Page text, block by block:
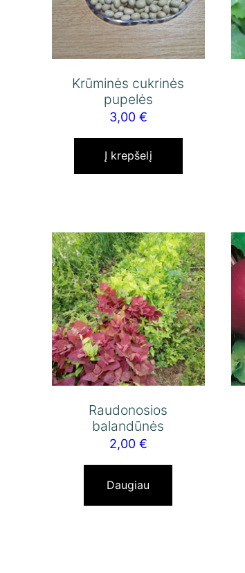
Krūminės cukrinės
pupelės
3,00 €
Į krepšelį
Raudonosios
balandūnės
2,00 €
Daugiau